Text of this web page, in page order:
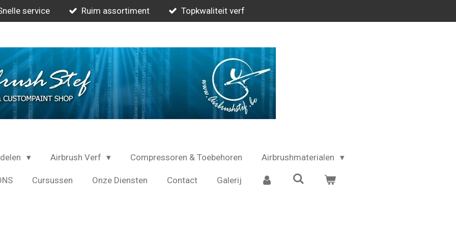
service Ruim assortiment Topkwaliteit verf
Airbrush Verf Compressoren & Toebehoren Airbrushmaterialen
Cursussen Onze Diensten Contact Galerij